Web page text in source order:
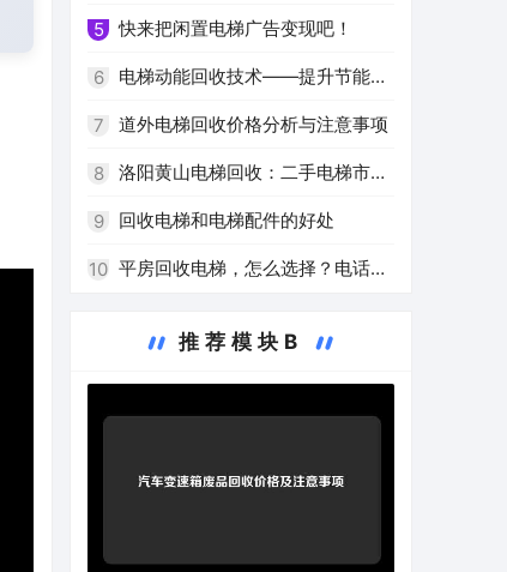
5 快来把闲置电梯广告变现吧！
6 电梯动能回收技术——提升节能环
保水平
7 道外电梯回收价格分析与注意事项
8 洛阳黄山电梯回收：二手电梯市场
的新热点
9 回收电梯和电梯配件的好处
10 平房回收电梯，怎么选择？电话免
推荐模块B